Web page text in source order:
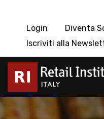
Login
Diventa
Iscriviti alla